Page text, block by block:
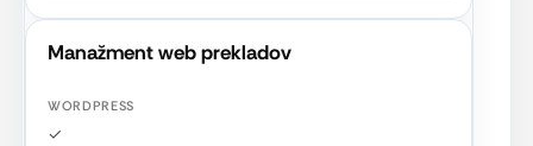
Manažment web prekladov
✓